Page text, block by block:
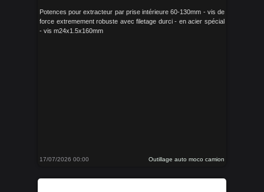
Potences pour extracteur par prise intérieure 60-130mm - vis de
force extremement robuste avec filetage durci - en acier spécial
- vis m24x1.5x160mm
17/07/2026 00:00 Outillage auto moco camion